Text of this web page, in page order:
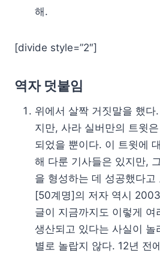
해.
[divide style=”2″]
역자 덧붙임
위에서 살짝 거짓말을 했
지만, 사라 실버만의 트윗
되었을 뿐이다. 이 트윗에
해 다룬 기사들은 있지만,
을 형성하는 데 성공했다고
[50계명]의 저자 역시
글이 지금까지도 이렇게 여
생산되고 있다는 사실이 놀
별로 놀랍지 않다. 12년 전